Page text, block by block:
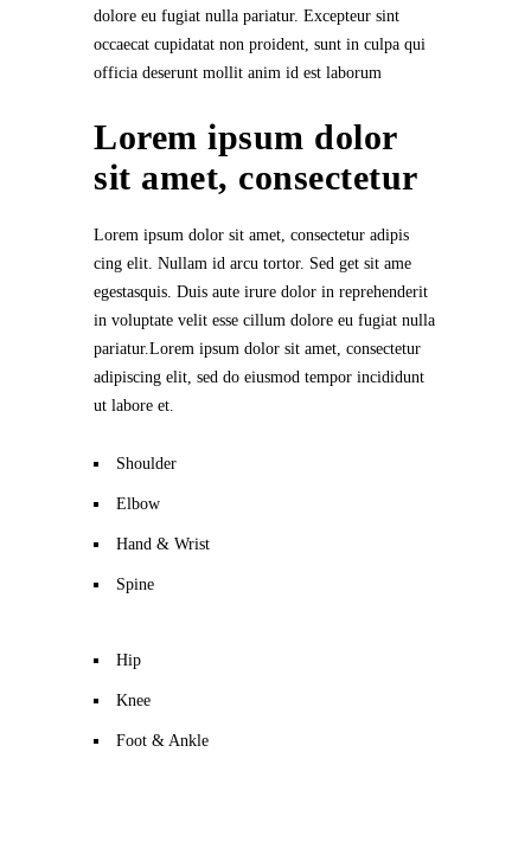
dolore eu fugiat nulla pariatur. Excepteur sint
occaecat cupidatat non proident, sunt in culpa qui
officia deserunt mollit anim id est laborum
Lorem ipsum dolor
sit amet, consectetur
Lorem ipsum dolor sit amet, consectetur adipis
cing elit. Nullam id arcu tortor. Sed get sit ame
egestasquis. Duis aute irure dolor in reprehenderit
in voluptate velit esse cillum dolore eu fugiat nulla
pariatur.Lorem ipsum dolor sit amet, consectetur
adipiscing elit, sed do eiusmod tempor incididunt
ut labore et.
Shoulder
Elbow
Hand & Wrist
Spine
Hip
Knee
Foot & Ankle